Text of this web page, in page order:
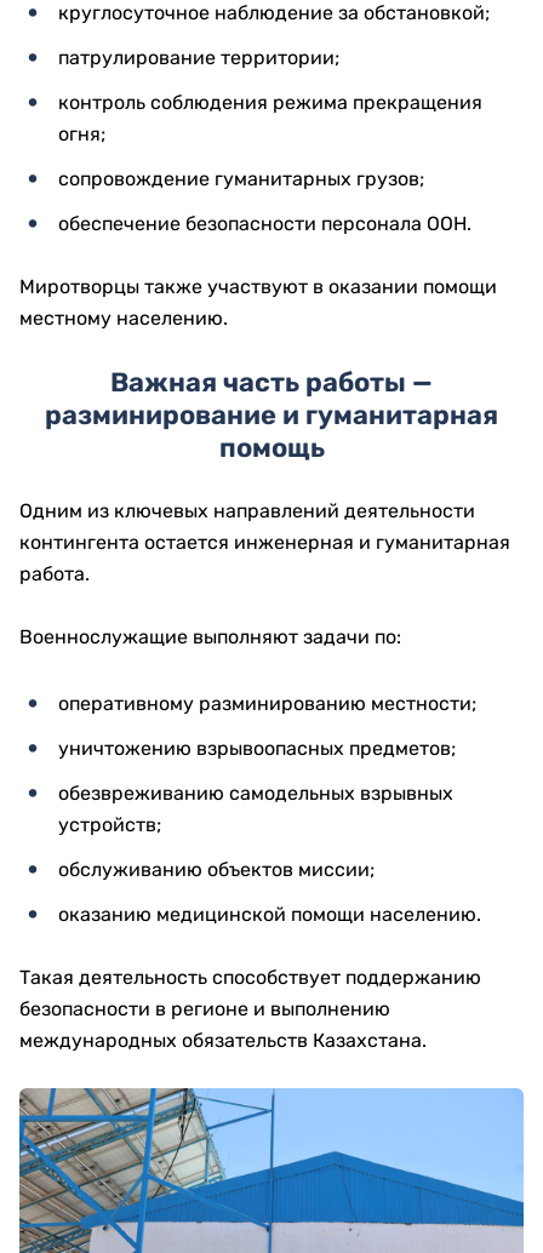
круглосуточное наблюдение за обстановкой;
патрулирование территории;
контроль соблюдения режима прекращения
огня;
сопровождение гуманитарных грузов;
обеспечение безопасности персонала ООН.
Миротворцы также участвуют в оказании помощи
местному населению.
Важная часть работы —
разминирование и гуманитарная
помощь
Одним из ключевых направлений деятельности
контингента остается инженерная и гуманитарная
работа.
Военнослужащие выполняют задачи по:
оперативному разминированию местности;
уничтожению взрывоопасных предметов;
обезвреживанию самодельных взрывных
устройств;
обслуживанию объектов миссии;
оказанию медицинской помощи населению.
Такая деятельность способствует поддержанию
безопасности в регионе и выполнению
международных обязательств Казахстана.